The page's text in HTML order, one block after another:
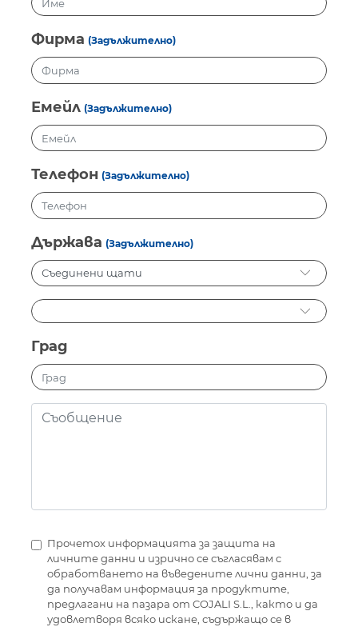
Фирма (Задължително)
Емейл (Задължително)
Телефон (Задължително)
Държава (Задължително)
Град
Прочетох информацията за защита на
личните данни и изрично се съгласявам с
обработването на въведените лични данни, за
да получавам информация за продуктите,
предлагани на пазара от COJALI S.L., както и да
удовлетворя всяко искане, съдържащо се в